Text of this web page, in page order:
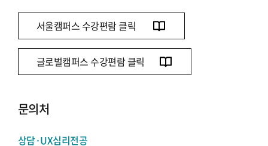
서울캠퍼스 수강편람 클릭
글로벌캠퍼스 수강편람 클릭
문의처
상담·UX심리전공